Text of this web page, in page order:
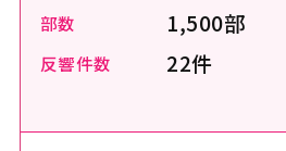
部数 1,500部
反響件数 22件